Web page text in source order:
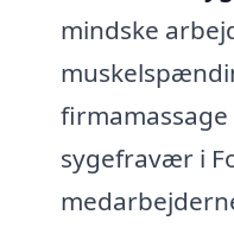
mindske
sygefravær i